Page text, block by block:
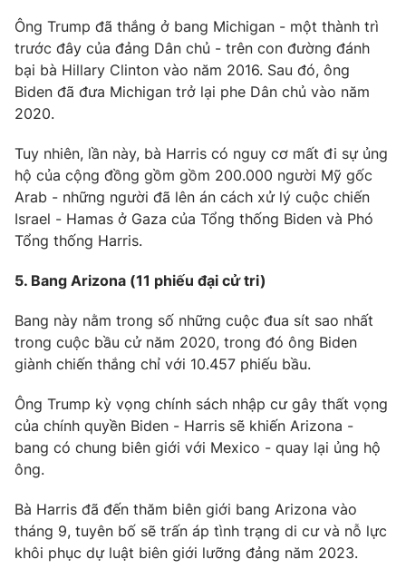
® Cấm sao chép dưới mọi hình thức nếu không có sự chấp
thuận bằng văn bản. Ghi rõ nguồn VTV.vn khi phát hành lại
thông tin từ website này.
Ông Trump đã thắng ở bang Michigan - một thành trì
trước đây của đảng Dân chủ - trên con đường đánh
bại bà Hillary Clinton vào năm 2016. Sau đó, ông
Biden đã đưa Michigan trở lại phe Dân chủ vào năm
2020.
Tuy nhiên, lần này, bà Harris có nguy cơ mất đi sự ủng
hộ của cộng đồng gồm gồm 200.000 người Mỹ gốc
Arab - những người đã lên án cách xử lý cuộc chiến
Israel - Hamas ở Gaza của Tổng thống Biden và Phó
Tổng thống Harris.
5. Bang Arizona (11 phiếu đại cử tri)
Bang này nằm trong số những cuộc đua sít sao nhất
trong cuộc bầu cử năm 2020, trong đó ông Biden
giành chiến thắng chỉ với 10.457 phiếu bầu.
Ông Trump kỳ vọng chính sách nhập cư gây thất vọng
của chính quyền Biden - Harris sẽ khiến Arizona -
bang có chung biên giới với Mexico - quay lại ủng hộ
ông.
Bà Harris đã đến thăm biên giới bang Arizona vào
tháng 9, tuyên bố sẽ trấn áp tình trạng di cư và nỗ lực
khôi phục dự luật biên giới lưỡng đảng năm 2023.